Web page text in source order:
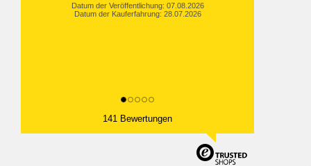
Datum der Veröffentlichung: 07.08.2026
Datum der Kauferfahrung: 28.07.2026
141 Bewertungen